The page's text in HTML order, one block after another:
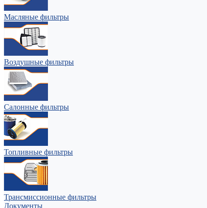
Масляные фильтры
Воздушные фильтры
Салонные фильтры
Топливные фильтры
Трансмиссионные фильтры
Документы